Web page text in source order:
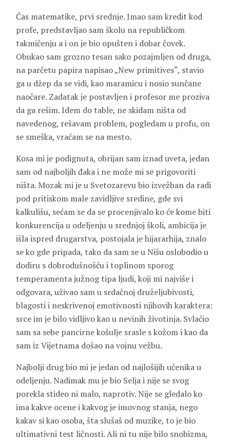
Čas matematike, prvi srednje. Imao sam kredit kod
profe, predstavljao sam školu na republičkom
takmičenju a i on je bio opušten i dobar čovek.
Obukao sam grozno tesan sako pozajmljen od druga,
na parčetu papira napisao „New primitives“, stavio
ga u džep da se vidi, kao maramicu i nosio sunčane
naočare. Zadatak je postavljen i profesor me proziva
da ga rešim. Idem do table, ne skidam ništa od
navedenog, rešavam problem, pogledam u profu, on
se smeška, vraćam se na mesto.
Kosa mi je podignuta, obrijan sam iznad uveta, jedan
sam od najboljih đaka i ne može mi se prigovoriti
ništa. Mozak mi je u Svetozarevu bio izvežban da radi
pod pritiskom male zavidljive sredine, gde svi
kalkulišu, sećam se da se procenjivalo ko će kome biti
konkurencija u odeljenju u srednjoj školi, ambicija je
išla ispred drugarstva, postojala je hijararhija, znalo
se ko gde pripada, tako da sam se u Nišu oslobodio u
dodiru s dobrodušnošću i toplinom sporog
temperamenta južnog tipa ljudi, koji mi najviše i
odgovara, uživao sam u srdačnoj druželjubivosti,
blagosti i neskrivenoj emotivnosti njihovih karaktera:
srce im je bilo vidljivo kao u nevinih životinja. Svlačio
sam sa sebe pancirne košulje srasle s kožom i kao da
sam iz Vijetnama došao na vojnu vežbu.
Najbolji drug bio mi je jedan od najlošijih učenika u
odeljenju. Nadimak mu je bio Selja i nije se svog
porekla stideo ni malo, naprotiv. Nije se gledalo ko
ima kakve ocene i kakvog je imovnog stanja, nego
kakav si kao osoba, šta slušaš od muzike, to je bio
ultimativni test ličnosti. Ali ni tu nije bilo snobizma,